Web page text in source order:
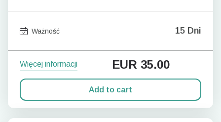
Ważność 15 Dni
Więcej informacji EUR 35.00
Add to cart